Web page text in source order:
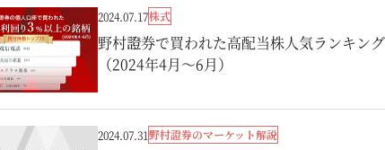
2024.07.17株式
野村證券で買われた高配当株人気ランキング
（2024年4月～6月）
2024.07.31野村證券のマーケット解説